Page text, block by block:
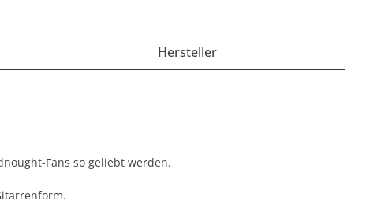
Hersteller
Fans so geliebt werden.